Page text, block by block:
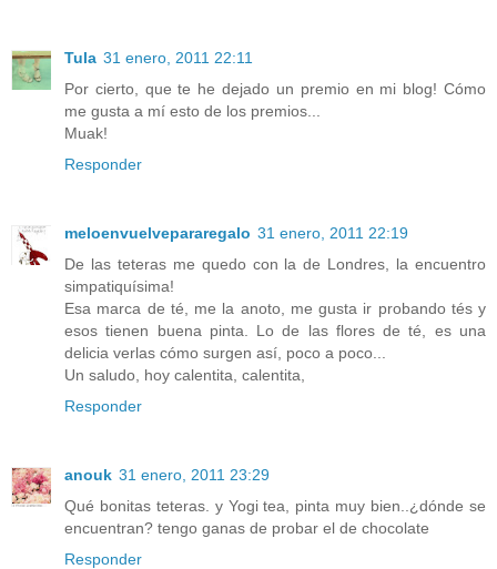
Tula 31 enero, 2011 22:11
Por cierto, que te he dejado un premio en mi blog! Cómo
me gusta a mí esto de los premios...
Muak!
Responder
meloenvuelvepararegalo 31 enero, 2011 22:19
De las teteras me quedo con la de Londres, la encuentro
simpatiquísima!
Esa marca de té, me la anoto, me gusta ir probando tés y
esos tienen buena pinta. Lo de las flores de té, es una
delicia verlas cómo surgen así, poco a poco...
Un saludo, hoy calentita, calentita,
Responder
anouk 31 enero, 2011 23:29
Qué bonitas teteras. y Yogi tea, pinta muy bien..¿dónde se
encuentran? tengo ganas de probar el de chocolate
Responder